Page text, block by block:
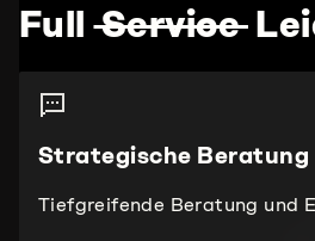
FullService
Strategische Beratung
Tiefgreifende Beratung und